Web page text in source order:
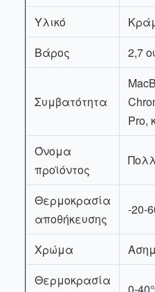
Υλικό
Βάρος
2,7
Συμβατότητα
Pro,
Όνομα
προϊόντος
Θερμοκρασία
αποθήκευσης
-20-
Χρώμα
Θερμοκρασία